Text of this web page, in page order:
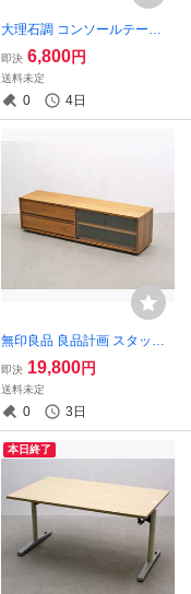
大理石調 コンソールテーブ
ル カウンターテーブル 花台
飾り棚 ゴールドフレーム
即決 6,800円
送料未定
0 4日
無印良品 良品計画 スタッキ
ングキャビネット テレビ台 A
Vボード ローボード ウォール
ナット ガラス/北欧ウニコア
クタスIDC/RET12096
即決 19,800円
送料未定
0 3日
本日終了